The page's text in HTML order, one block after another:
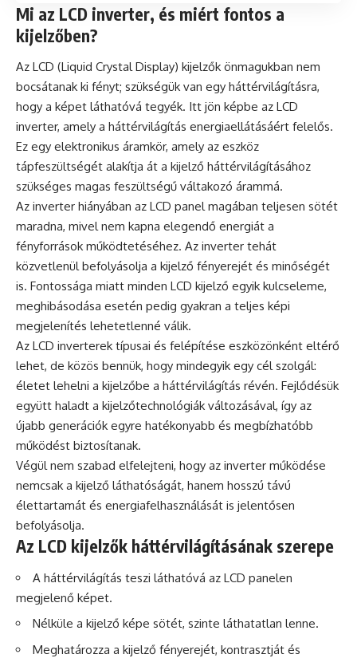
Mi az LCD inverter, és miért fontos a
kijelzőben?
Az LCD (Liquid Crystal Display) kijelzők önmagukban nem
bocsátanak ki fényt; szükségük van egy háttérvilágításra,
hogy a képet láthatóvá tegyék. Itt jön képbe az LCD
inverter, amely a háttérvilágítás energiaellátásáért felelős.
Ez egy elektronikus áramkör, amely az eszköz
tápfeszültségét alakítja át a kijelző háttérvilágításához
szükséges magas feszültségű váltakozó árammá.
Az inverter hiányában az LCD panel magában teljesen sötét
maradna, mivel nem kapna elegendő energiát a
fényforrások működtetéséhez. Az inverter tehát
közvetlenül befolyásolja a kijelző fényerejét és minőségét
is. Fontossága miatt minden LCD kijelző egyik kulcseleme,
meghibásodása esetén pedig gyakran a teljes képi
megjelenítés lehetetlenné válik.
Az LCD inverterek típusai és felépítése eszközönként eltérő
lehet, de közös bennük, hogy mindegyik egy cél szolgál:
életet lehelni a kijelzőbe a háttérvilágítás révén. Fejlődésük
együtt haladt a kijelzőtechnológiák változásával, így az
újabb generációk egyre hatékonyabb és megbízhatóbb
működést biztosítanak.
Végül nem szabad elfelejteni, hogy az inverter működése
nemcsak a kijelző láthatóságát, hanem hosszú távú
élettartamát és energiafelhasználását is jelentősen
befolyásolja.
Az LCD kijelzők háttérvilágításának szerepe
A háttérvilágítás teszi láthatóvá az LCD panelen
megjelenő képet.
Nélküle a kijelző képe sötét, szinte láthatatlan lenne.
Meghatározza a kijelző fényerejét, kontrasztját és